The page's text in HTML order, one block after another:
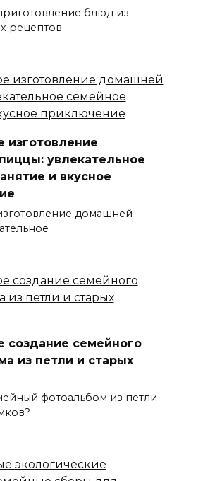
блюд из
рецептов
изготовление
увлекательное
и вкусное
домашней
создание семейного
из петли и старых
фотоальбом из петли